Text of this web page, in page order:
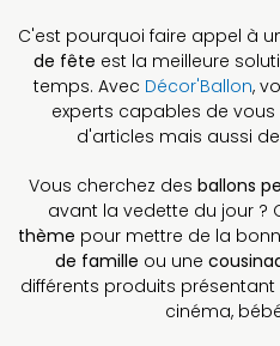
C'est pourquoi faire appel à
de fête est la meilleure
temps. Avec Décor'Ballon,
experts capables de
d'articles mais aussi
Vous cherchez des ballons
avant la vedette du jour ?
thème pour mettre de la
de famille ou une
différents produits
cinéma,